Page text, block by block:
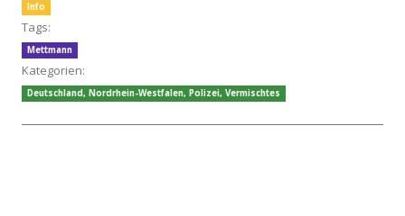
Info
Tags:
Mettmann
Kategorien:
Deutschland, Nordrhein-Westfalen, Polizei, Vermischtes